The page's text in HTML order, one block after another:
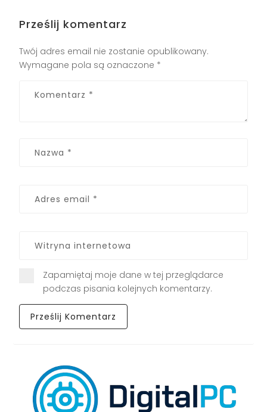
Prześlij komentarz
Twój adres email nie zostanie opublikowany.
Wymagane pola są oznaczone *
Zapamiętaj moje dane w tej przeglądarce
podczas pisania kolejnych komentarzy.